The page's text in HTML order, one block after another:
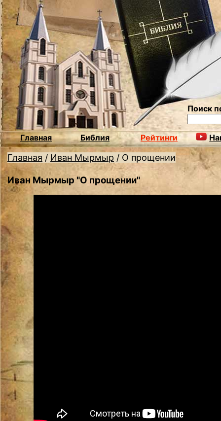
Поиск
Главная Библия Рейтинги
Главная / Иван Мырмыр / О прощении
Иван Мырмыр "О прощении"